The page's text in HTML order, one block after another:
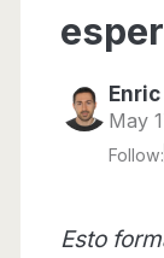
May
Follow:
Esto